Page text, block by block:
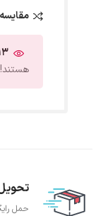
مقایسه
هستند!
حمل رایگان